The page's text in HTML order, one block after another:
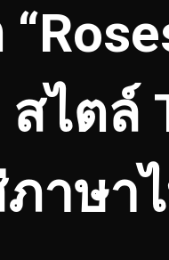
สไตล์
าษา